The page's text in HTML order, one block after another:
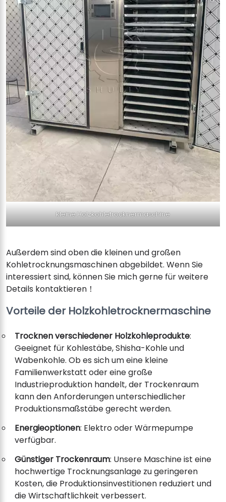
kleine Holzkohletrocknermaschine
Außerdem sind oben die kleinen und großen
Kohletrocknungsmaschinen abgebildet. Wenn Sie
interessiert sind, können Sie mich gerne für weitere
Details kontaktieren！
Vorteile der Holzkohletrocknermaschine
Trocknen verschiedener Holzkohleprodukte:
Geeignet für Kohlestäbe, Shisha-Kohle und
Wabenkohle. Ob es sich um eine kleine
Familienwerkstatt oder eine große
Industrieproduktion handelt, der Trockenraum
kann den Anforderungen unterschiedlicher
Produktionsmaßstäbe gerecht werden.
Energieoptionen: Elektro oder Wärmepumpe
verfügbar.
Günstiger Trockenraum: Unsere Maschine ist eine
hochwertige Trocknungsanlage zu geringeren
Kosten, die Produktionsinvestitionen reduziert und
die Wirtschaftlichkeit verbessert.